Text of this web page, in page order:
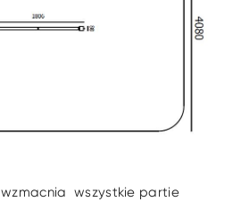
wzmacnia wszystkie partie